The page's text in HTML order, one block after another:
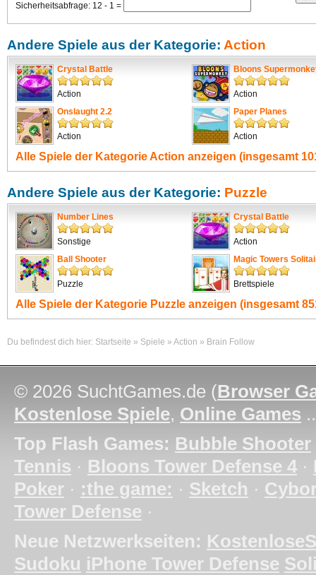
Sicherheitsabfrage: 12 - 1 =
Andere Spiele aus der Kategorie: Action
Crystal Battle
Action
Bloons
Action
Onslaught 2.2
Action
Paper Planes
Action
Alle Spiele der KategorieAction anzeigen (insgesamt
Andere Spiele aus der Kategorie: Puzzle
Number Lines
Sonstige
Crystal Battle
Action
Ball Shooter
Puzzle
Magic Towers
Brettspiele
Alle Spiele der Kategorie Puzzle anzeigen (insgesamt
Du befindest dich hier: Startseite » Spiele » Action » Brain Follow
© 2026 SuchtGames.de (Browser
Kostenlose Spiele, Online Games
Top Flash Games: Bubble Shooter
Tennis · Bloons Tower Defense 4 ·
Poker · :the game: · Sketch ·
Tower Defense ·
Neue Netzwerkseiten:
Sudoku iPhone Tower Defense